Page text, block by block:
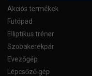
Akciós termékek
Futópad
Elliptikus tréner
Szobakerékpár
Evezőgép
Lépcsőző gép